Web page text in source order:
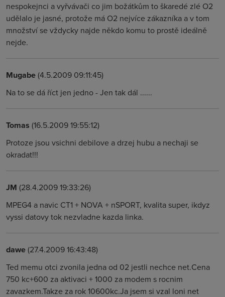
nespokejnci a vyřvávači co jim božátkům to škaredé zlé O2
udělalo je jasné, protože má O2 nejvíce zákazníka a v tom
množství se vždycky najde někdo komu to prostě ideálně
nejde.
Mugabe(4.5.2009 09:11:45)
Na to se dá říct jen jedno - Jen tak dál ......
Tomas (16.5.2009 19:55:12)
Protoze jsou vsichni debilove a drzej hubu a nechaji se
okradat!!!
JM (28.4.2009 19:33:26)
MPEG4 a navic CT1 + NOVA + nSPORT, kvalita super, ikdyz
vyssi datovy tok nezvladne kazda linka.
dawe(27.4.2009 16:43:48)
Ted memu otci zvonila jedna od 02 jestli nechce net.Cena
750 kc+600 za aktivaci + 1000 za modem s rocnim
zavazkem.Takze za rok 10600kc.Ja jsem si vzal loni net